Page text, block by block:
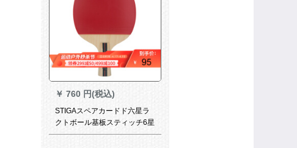
￥ 760 円(税込)
STIGAスペアカードド六星ラ
クトボール基板スティッチ6星
制ラッケト両面テップスカー